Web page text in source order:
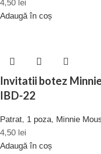
4,50 lei
Adaugă în coș
Invitatii botez
IBD-22
Patrat, 1 poza, Minnie
4,50 lei
Adaugă în coș